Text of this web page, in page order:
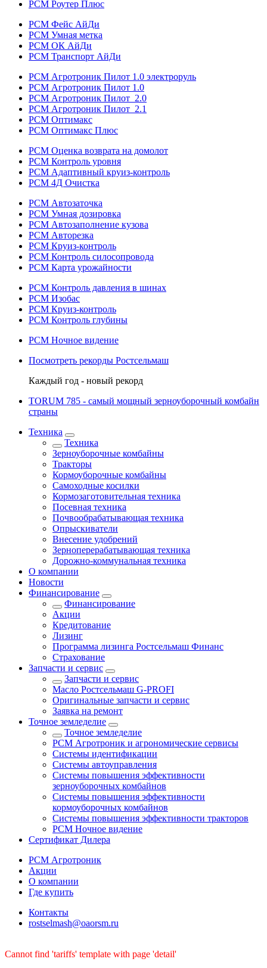
РСМ Роутер Плюс
РСМ Фейс АйДи
РСМ Умная метка
РСМ ОК АйДи
РСМ Транспорт АйДи
РСМ Агротроник Пилот 1.0 электроруль
РСМ Агротроник Пилот 1.0
РСМ Агротроник Пилот 2.0
РСМ Агротроник Пилот 2.1
РСМ Оптимакс
РСМ Оптимакс Плюс
РСМ Оценка возврата на домолот
РСМ Контроль уровня
РСМ Адаптивный круиз-контроль
РСМ 4Д Очистка
РСМ Автозаточка
РСМ Умная дозировка
РСМ Автозаполнение кузова
РСМ Авторезка
РСМ Круиз-контроль
РСМ Контроль силосопровода
РСМ Карта урожайности
РСМ Контроль давления в шинах
РСМ Изобас
РСМ Круиз-контроль
РСМ Контроль глубины
РСМ Ночное видение
Посмотреть рекорды Ростсельмаш
Каждый год - новый рекорд
TORUM 785 - cамый мощный зерноуборочный комбайн
страны
Техника
Техника
Зерноуборочные комбайны
Тракторы
Кормоуборочные комбайны
Самоходные косилки
Кормозаготовительная техника
Посевная техника
Почвообрабатывающая техника
Опрыскиватели
Внесение удобрений
Зерноперерабатывающая техника
Дорожно-коммунальная техника
О компании
Новости
Финансирование
Финансирование
Акции
Кредитование
Лизинг
Программа лизинга Ростсельмаш Финанс
Страхование
Запчасти и сервис
Запчасти и сервис
Масло Ростсельмаш G-PROFI
Оригинальные запчасти и сервис
Заявка на ремонт
Точное земледелие
Точное земледелие
РСМ Агротроник и агрономические сервисы
Системы идентификации
Системы автоуправления
Системы повышения эффективности
зерноуборочных комбайнов
Системы повышения эффективности
кормоуборочных комбайнов
Системы повышения эффективности тракторов
РСМ Ночное видение
Сертификат Дилера
РСМ Агротроник
Акции
О компании
Где купить
Контакты
rostselmash@oaorsm.ru
Cannot find 'tariffs' template with page 'detail'